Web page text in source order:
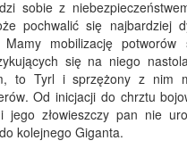
sobie z
pochwalić się najbardziej
mobilizację potworów
się na niego
to Tyrl i sprzężony z nim
Od inicjacji do chrztu
złowieszczy pan nie
kolejnego Giganta.